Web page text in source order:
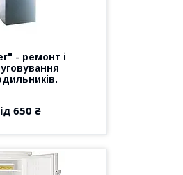
- ремонт і
650 ₴